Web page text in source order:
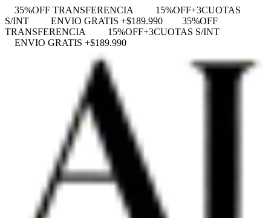
35%OFF TRANSFERENCIA
15%OFF+3CUOTAS
S/INT
ENVIO GRATIS +$189.990
35%OFF
TRANSFERENCIA
15%OFF+3CUOTAS S/INT
ENVIO GRATIS +$189.990